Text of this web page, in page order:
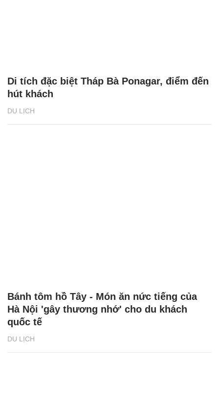
DU LỊCH
Di tích đặc biệt Tháp Bà Ponagar, điểm đến
hút khách
DU LỊCH
Bánh tôm hồ Tây - Món ăn nức tiếng của
Hà Nội 'gây thương nhớ' cho du khách
quốc tế